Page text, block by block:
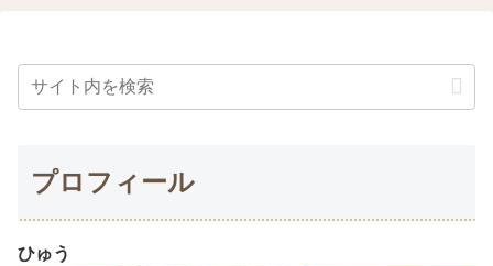
プロフィール
ひゅう